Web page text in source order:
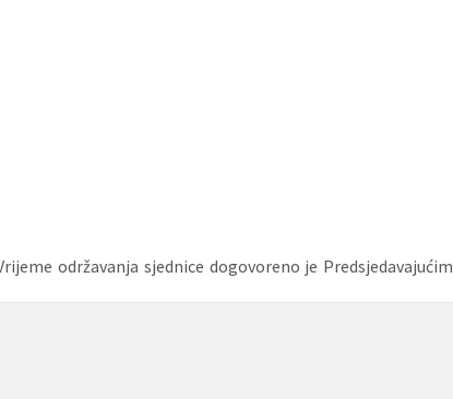
održavanja sjednice dogovoreno je Predsjedavajućim